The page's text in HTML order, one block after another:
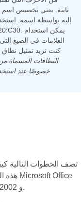
ثابتة. يعني تخصيص اسم
إليه بواسطة اسمه.
العلامات في الصيغ
كنت تريد تمثيل
النطاقات المسماة
خصوصًا عند
تصف الخطوات التالية
Excel 2003، و Microsoft Excel 97، 2000 و 2002.